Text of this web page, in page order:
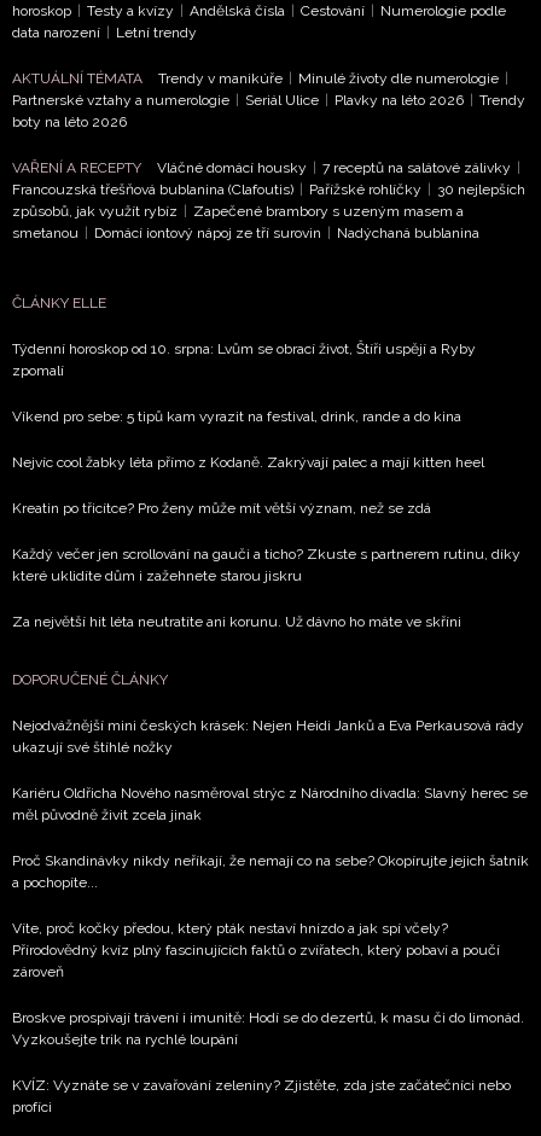
horoskop
Testy a kvízy Andělská čísla Cestování
Numerologie podle
data narození
Letní trendy
AKTUÁLNÍ TÉMATA Trendy v manikúře Minulé životy dle numerologie
Partnerské vztahy a numerologie
Seriál Ulice Plavky na léto 2026
Trendy
boty na léto 2026
VAŘENÍ A RECEPTY Vláčné domácí housky 7 receptů na salátové zálivky
Francouzská třešňová bublanina (Clafoutis)
Pařížské rohlíčky
30 nejlepších
způsobů, jak využít rybíz
Zapečené brambory s uzeným masem a
smetanou
Domácí iontový nápoj ze tří surovin Nadýchaná bublanina
ČLÁNKY ELLE
Týdenní horoskop od 10. srpna: Lvům se obrací život, Štíři uspějí a Ryby
zpomalí
Víkend pro sebe: 5 tipů kam vyrazit na festival, drink, rande a do kina
Nejvíc cool žabky léta přímo z Kodaně. Zakrývají palec a mají kitten heel
Kreatin po třicítce? Pro ženy může mít větší význam, než se zdá
Každý večer jen scrollování na gauči a ticho? Zkuste s partnerem rutinu, díky
které uklidíte dům i zažehnete starou jiskru
Za největší hit léta neutratíte ani korunu. Už dávno ho máte ve skříni
DOPORUČENÉ ČLÁNKY
Nejodvážnější mini českých krásek: Nejen Heidi Janků a Eva Perkausová rády
ukazují své štíhlé nožky
Kariéru Oldřicha Nového nasměroval strýc z Národního divadla: Slavný herec se
měl původně živit zcela jinak
Proč Skandinávky nikdy neříkají, že nemají co na sebe? Okopírujte jejich šatník
a pochopíte...
Víte, proč kočky předou, který pták nestaví hnízdo a jak spí včely?
Přírodovědný kvíz plný fascinujících faktů o zvířatech, který pobaví a poučí
zároveň
Broskve prospívají trávení i imunitě: Hodí se do dezertů, k masu či do limonád.
Vyzkoušejte trik na rychlé loupání
KVÍZ: Vyznáte se v zavařování zeleniny? Zjistěte, zda jste začátečníci nebo
profíci